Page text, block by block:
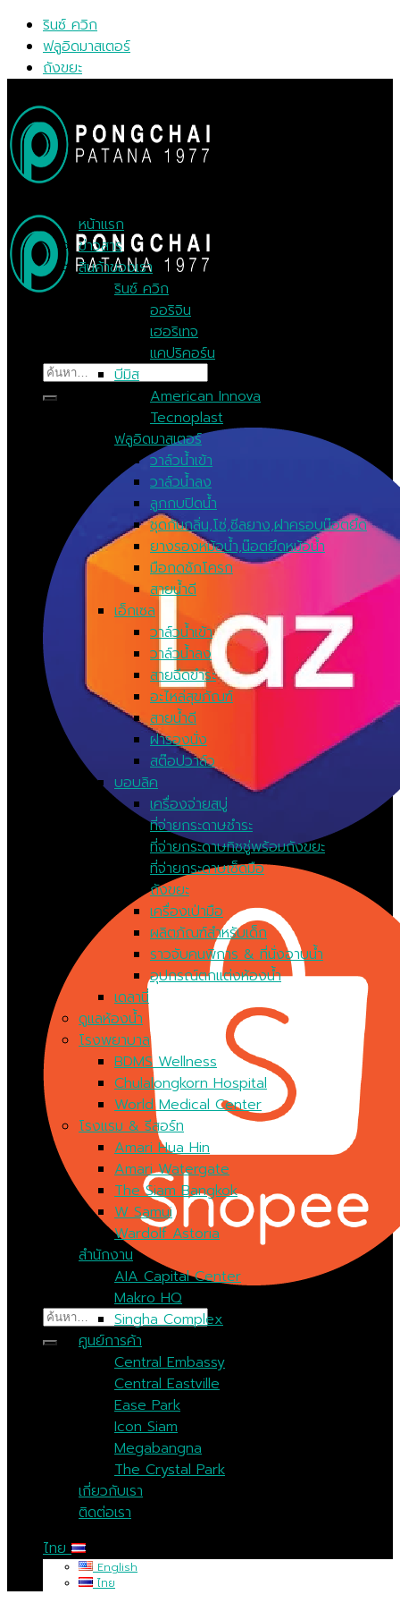
Skip
content
รินซ์ ควิก
ฟลูอิดมาสเตอร์
ถังขยะ
ค้นหา:
ค้นหา:
หน้าแรก
ข่าวสาร
สินค้าของเรา
รินซ์ ควิก
ออริจิน
เฮอริเทจ
แคปริคอร์น
บีมิส
American Innova
Tecnoplast
ฟลูอิดมาสเตอร์
วาล์วน้ำเข้า
วาล์วน้ำลง
ลูกกบปิดน้ำ
ชุดกันกลิ่น,โซ่,ซีลยาง,ฝาครอบน๊อตยึด
ยางรองหม้อน้ำ,น๊อตยึดหม้อน้ำ
มือกดชักโครก
สายน้ำดี
เอ็กเซล
วาล์วน้ำเข้า
วาล์วน้ำลง
สายฉีดขำระ
อะไหล่สุขภัณฑ์
สายน้ำดี
ฝารองนั่ง
สต๊อปวาล์ว
บอบลิค
เครื่องจ่ายสบู่
ที่จ่ายกระดาษชำระ
ที่จ่ายกระดาษทิชชู่พร้อมถังขยะ
ที่จ่ายกระดาษเช็ดมือ
ถังขยะ
เครื่องเป่ามือ
ผลิตภัณฑ์สำหรับเด็ก
ราวจับคนพิการ & ที่นั่งอาบน้ำ
อุปกรณ์ตกแต่งห้องน้ำ
เดลานี่
ดูแลห้องน้ำ
โรงพยาบาล
BDMS Wellness
Chulalongkorn Hospital
World Medical Center
โรงแรม & รีสอร์ท
Amari Hua Hin
Amari Watergate
The Siam Bangkok
W Samui
Wardolf Astoria
สำนักงาน
AIA Capital Center
Makro HQ
Singha Complex
ศูนย์การค้า
Central Embassy
Central Eastville
Ease Park
Icon Siam
Megabangna
The Crystal Park
เกี่ยวกับเรา
ติดต่อเรา
ไทย
English
ไทย